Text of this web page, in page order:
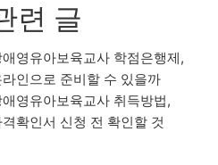
련 글
애영유아보육교사 학점은행제,
라인으로 준비할 수 있을까
애영유아보육교사 취득방법,
격확인서 신청 전 확인할 것